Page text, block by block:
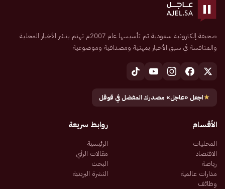
صحيفة إلكترونية سعودية تم تأسيسها عام 2007م تهتم بنشر الأخبار المحلية
والمنافسة في سبق الأخبار بمهنية ومصداقية وموضوعية
★اجعل «عاجل» مصدرك المفضل في قوقل
الأقسام
المحليات
الاقتصاد
رياضة
مدارات عالمية
وظائف
روابط سريعة
الرئيسية
مقالات الرأي
البحث
النشرة البريدية